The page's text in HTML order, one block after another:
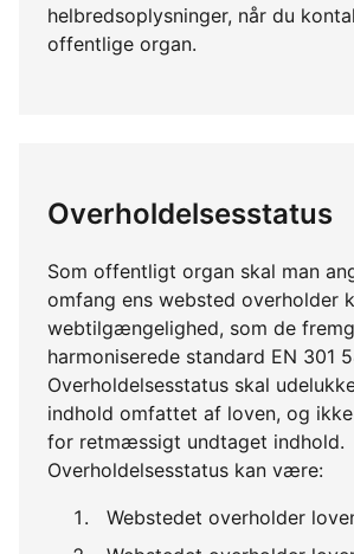
helbredsoplysninger, når du
offentlige organ.
Overholdelsesstatus
Som offentligt organ skal man
omfang ens websted overholder
webtilgængelighed, som de
harmoniserede standard EN 301
Overholdelsesstatus skal
indhold omfattet af loven, og
for retmæssigt undtaget indhold.
Overholdelsesstatus kan være:
Webstedet overholder